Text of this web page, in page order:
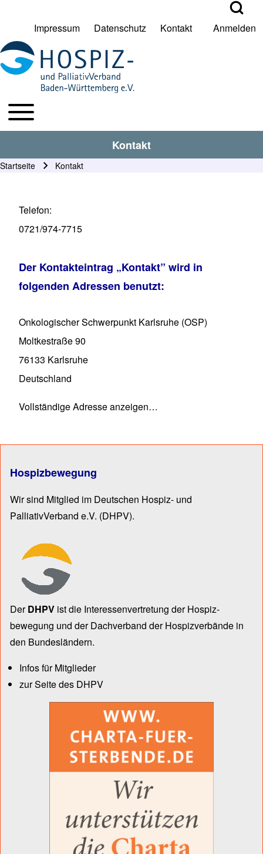
Suche Schließen
Suche
User account menu
Impressum Datenschutz Kontakt Anmelden
HPV BW Hauptmenu
Toggle main menu
Kontakt
Startseite Kontakt
Telefon
0721/974-7715
Der Kontakteintrag „Kontakt” wird in
folgenden Adressen benutzt:
Onkologischer Schwerpunkt Karlsruhe (OSP)
Moltkestraße 90
76133 Karlsruhe
Deutschland
Vollständige Adresse anzeigen…
Hospizbewegung
Wir sind Mitglied im Deutschen Hospiz- und
PalliativVerband e.V. (DHPV).
DerDHPV ist die Inter­essen­ver­tre­tung der Hospiz­
bewegung und der Dach­verband der Hospiz­verbände in
den Bun­des­län­dern.
Infos für Mitglieder
zur Seite des DHPV